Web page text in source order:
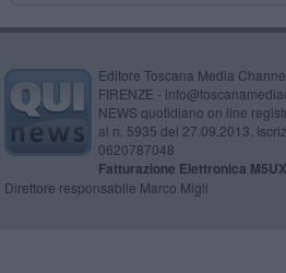
Editore Toscana Media
FIRENZE -
NEWS quotidiano on line
al n. 5935 del 27.09.2013.
0620787048
Fatturazione Elettronica
Direttore responsabile Marco Migli